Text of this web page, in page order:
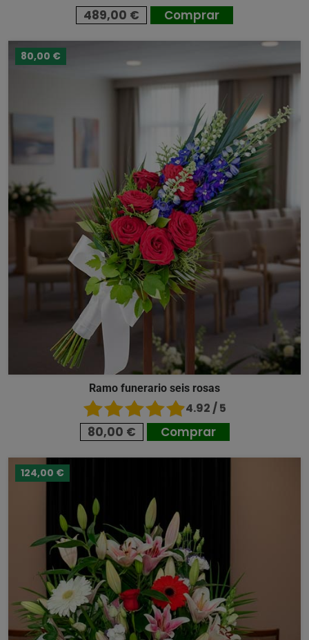
489,00 € Comprar
80,00 €
Ramo funerario seis rosas
4.92 / 5
80,00 € Comprar
124,00 €